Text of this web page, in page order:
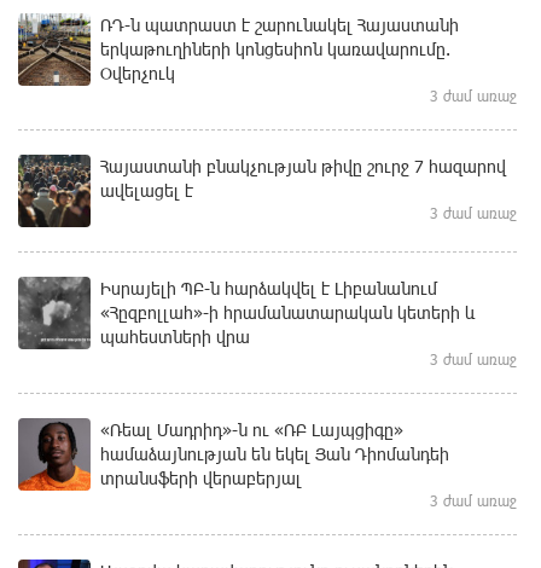
ՌԴ-ն պատրաստ է շարունակել Հայաստանի
երկաթուղիների կոնցեսիոն կառավարումը.
Օվերչուկ
3 ժամ առաջ
Հայաստանի բնակչության թիվը շուրջ 7 հազարով
ավելացել է
3 ժամ առաջ
Իսրայելի ՊԲ-ն հարձակվել է Լիբանանում
«Հըզբոլլահ»-ի հրամանատարական կետերի և
պահեստների վրա
3 ժամ առաջ
«Ռեալ Մադրիդ»-ն ու «ՌԲ Լայպցիգը»
համաձայնության են եկել Յան Դիոմանդեի
տրանսֆերի վերաբերյալ
3 ժամ առաջ